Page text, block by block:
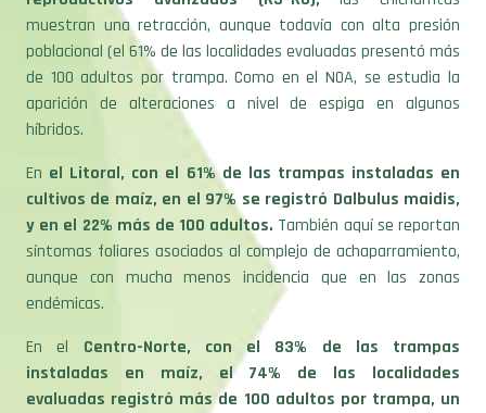
poblacional (el 61% de las localidades evaluadas presentó más
de 100 adultos por trampa. Como en el NOA, se estudia la
aparición de alteraciones a nivel de espiga en algunos
híbridos.
Enel Litoral, con el 61% de las trampas instaladas en
cultivos de maíz, en el 97% se registró Dalbulus maidis,
y en el 22% más de 100 adultos.También aquí se reportan
síntomas foliares asociados al complejo de achaparramiento,
aunque con mucha menos incidencia que en las zonas
endémicas.
En elCentro-Norte, con el 83% de las trampas
instaladas en maíz, el 74% de las localidades
evaluadas registró más de 100 adultos por trampa, un
incremento significativo respecto del informe anterior.